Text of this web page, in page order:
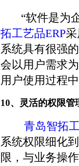
“软件是为企
拓工艺品ERP
系统具有很强
会以用户需求
用户使用过程
10、灵活的权限
青岛智拓
系统权限细化
限，与业务操